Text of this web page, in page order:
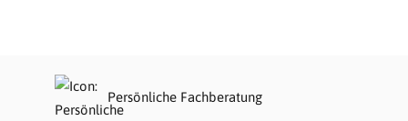
Persönliche Fachberatung